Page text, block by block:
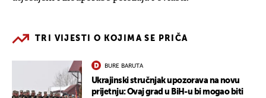
TRI VIJESTI O KOJIMA SE PRIČA
BURE BARUTA
Ukrajinski stručnjak upozorava na novu
prijetnju: Ovaj grad u BiH-u bi mogao biti